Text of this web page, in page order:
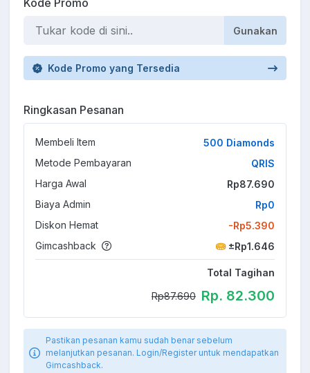
Kode Promo
Gunakan
Kode Promo yang Tersedia
Ringkasan Pesanan
Membeli Item
500 Diamonds
Metode Pembayaran
QRIS
Harga Awal
Rp87.690
Biaya Admin
Rp0
Diskon Hemat
-Rp5.390
Gimcashback
±Rp1.646
Total Tagihan
Rp87.690 Rp. 82.300
Pastikan pesanan kamu sudah benar sebelum
melanjutkan pesanan. Login/Register untuk mendapatkan
Gimcashback.